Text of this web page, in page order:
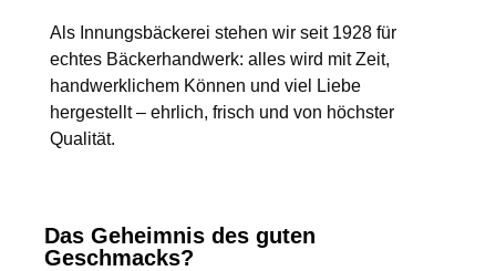
Als Innungsbäckerei stehen wir seit 1928 für
echtes Bäckerhandwerk: alles wird mit Zeit,
handwerklichem Können und viel Liebe
hergestellt – ehrlich, frisch und von höchster
Qualität.
Das Geheimnis des guten
Geschmacks?